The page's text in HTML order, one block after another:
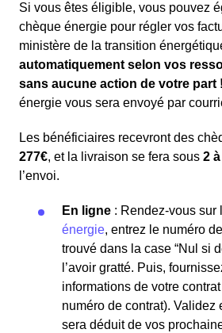
Si vous êtes éligible, vous pouvez
chèque énergie pour régler vos
ministère de la transition
automatiquement selon vos
sans aucune action de votre part !
énergie vous sera envoyé par
Les bénéficiaires recevront des
277€, et la livraison se fera sous 2
l’envoi.
En ligne : Rendez-vous sur
énergie, entrez le numéro
trouvé dans la case “Nul si
l’avoir gratté. Puis,
informations de votre
numéro de contrat). Validez
sera déduit de vos